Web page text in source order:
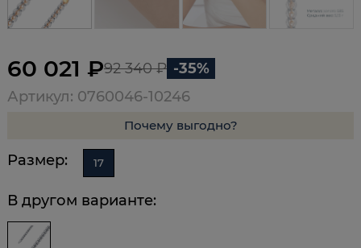
60 021 ₽92 340 ₽ -35%
Артикул: 0760046-10246
Почему выгодно?
Размер: 17
В другом варианте: